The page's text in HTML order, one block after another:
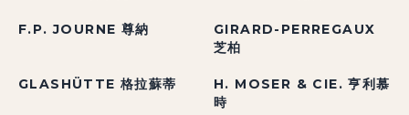
F.P. JOURNE 尊納
GIRARD-PERREGAUX
芝柏
GLASHÜTTE 格拉蘇蒂
H. MOSER & CIE. 亨利慕
時